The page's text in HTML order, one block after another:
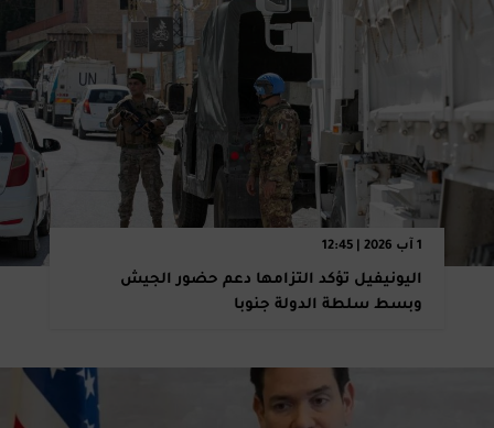
1 آب 2026 | 12:45
اليونيفيل تؤكد التزامها دعم حضور الجيش
وبسط سلطة الدولة جنوبا